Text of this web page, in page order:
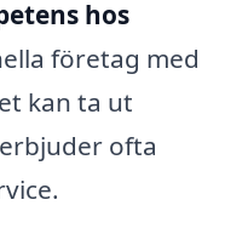
hos
företag med
kan ta ut
ofta